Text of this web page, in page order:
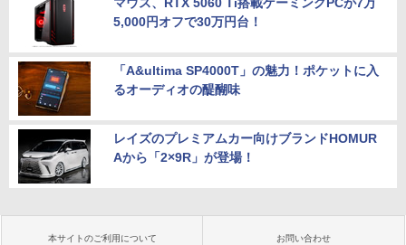
マウス、RTX 5060 Ti搭載ゲーミングPCが7万
5,000円オフで30万円台！
「A&ultima SP4000T」の魅力！ポケットに入
るオーディオの醍醐味
レイズのプレミアムカー向けブランドHOMUR
Aから「2×9R」が登場！
本サイトのご利用について お問い合わせ